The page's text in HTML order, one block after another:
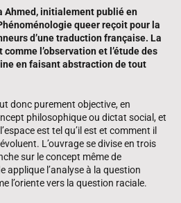
Ahmed, initialement publié en
queer reçoit pour la
d’une traduction française. La
l’observation et l’étude des
en faisant abstraction de tout
donc purement objective, en
philosophique ou dictat social, et
est tel qu’il est et comment il
L’ouvrage se divise en trois
sur le concept même de
applique l’analyse à la question
l’oriente vers la question raciale.